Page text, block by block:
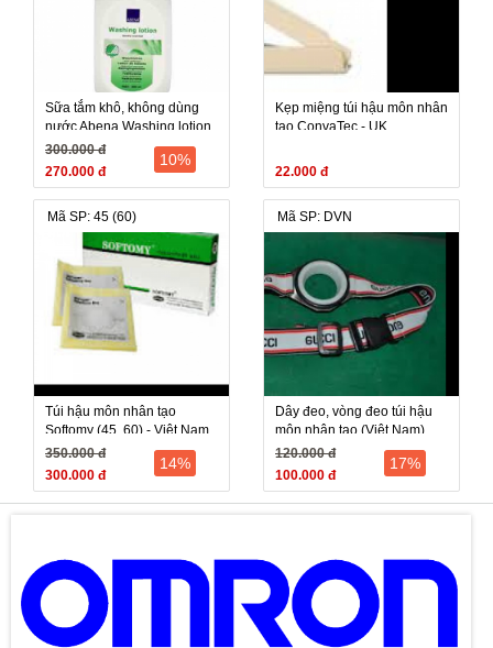
Sữa tắm khô, không dùng
nước Abena Washing lotion
500ml - Đan Mạch
300.000 đ
270.000 đ
10%
Kẹp miệng túi hậu môn nhân
tạo ConvaTec - UK
22.000 đ
Mã SP: 45 (60)
Túi hậu môn nhân tạo
Softomy (45, 60) - Việt Nam
350.000 đ
300.000 đ
14%
Mã SP: DVN
Dây đeo, vòng đeo túi hậu
môn nhân tạo (Việt Nam)
120.000 đ
100.000 đ
17%